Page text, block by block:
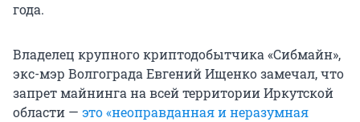
года.
Владелец крупного криптодобытчика «Сибмайн»,
экс-мэр Волгограда Евгений Ищенко замечал, что
запрет майнинга на всей территории Иркутской
области — это «неоправданная и неразумная